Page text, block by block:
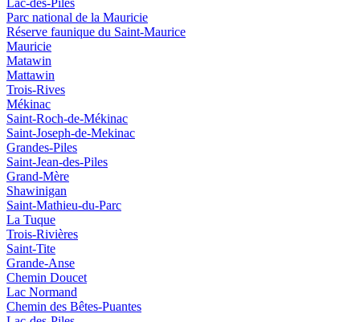
Lac-des-Piles
Parc national de la Mauricie
Réserve faunique du Saint‑Maurice
Mauricie
Matawin
Mattawin
Trois-Rives
Mékinac
Saint-Roch-de-Mékinac
Saint-Joseph-de-Mekinac
Grandes-Piles
Saint-Jean-des-Piles
Grand-Mère
Shawinigan
Saint-Mathieu-du-Parc
La Tuque
Trois-Rivières
Saint-Tite
Grande-Anse
Chemin Doucet
Lac Normand
Chemin des Bêtes-Puantes